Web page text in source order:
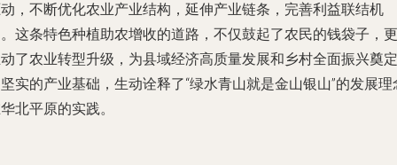
，不断优化农业产业结构，延伸产业链条，完善利益联结机
这条特色种植助农增收的道路，不仅鼓起了农民的钱袋子，更
了农业转型升级，为县域经济高质量发展和乡村全面振兴奠定
实的产业基础，生动诠释了“绿水青山就是金山银山”的发展理
北平原的实践。